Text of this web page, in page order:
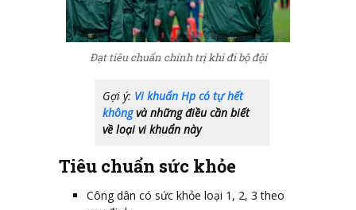
Đạt tiêu chuẩn chính trị khi đi bộ đội
Gợi ý: Vi khuẩn Hp có tự hết
khôngvà những điều cần biết
về loại vi khuẩn này
Tiêu chuẩn sức khỏe
Công dân có sức khỏe loại 1, 2, 3 theo